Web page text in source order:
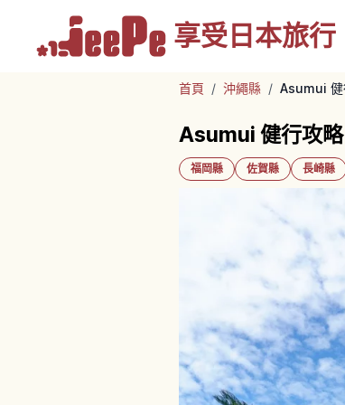
享受 日本旅行
首頁 / 沖繩縣 / Asumui 健
Asumui 健行攻
福岡縣 佐賀縣 長崎縣